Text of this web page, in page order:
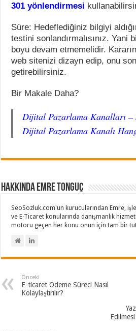
301 yönlendirmesi
Süre: Hedeflediğiniz bilgiyi
testini sonlandırmalısınız. Yani
boyu devam etmemelidir.
web sitenizi dizayn edip, onu
getirebilirsiniz.
Bir Makale Daha?
Dijital Pazarlama Kanalları –
Dijital Pazarlama Kanalı
Hakkında Emre Tonguç
SeoSozluk.com'un kurucularından Emre,
ve E-Ticaret konularında danışmanlık
motoru geçen her konu onun için tam bir
Önceki
E-ticaret Ödeme Süreci Nasıl
Kolaylaştırılır?